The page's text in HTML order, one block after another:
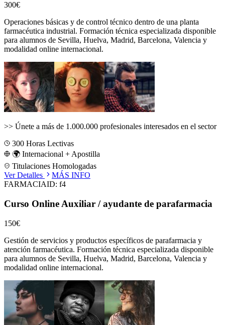
300€
Operaciones básicas y de control técnico dentro de una planta
farmacéutica industrial. Formación técnica especializada disponible
para alumnos de Sevilla, Huelva, Madrid, Barcelona, Valencia y
modalidad online internacional.
>> Únete a más de 1.000.000 profesionales interesados en el sector
300 Horas Lectivas
🌍 Internacional + Apostilla
Titulaciones Homologadas
Ver Detalles
MÁS INFO
FARMACIAID: f4
Curso Online Auxiliar / ayudante de parafarmacia
150€
Gestión de servicios y productos específicos de parafarmacia y
atención farmacéutica. Formación técnica especializada disponible
para alumnos de Sevilla, Huelva, Madrid, Barcelona, Valencia y
modalidad online internacional.